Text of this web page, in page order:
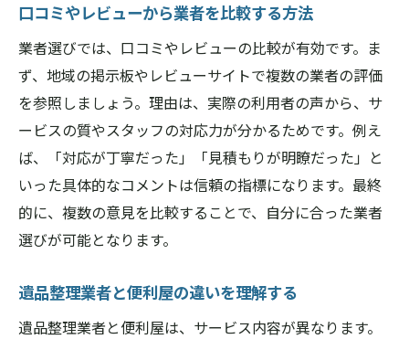
口コミやレビューから業者を比較する方法
業者選びでは、口コミやレビューの比較が有効です。ま
ず、地域の掲示板やレビューサイトで複数の業者の評価
を参照しましょう。理由は、実際の利用者の声から、サ
ービスの質やスタッフの対応力が分かるためです。例え
ば、「対応が丁寧だった」「見積もりが明瞭だった」と
いった具体的なコメントは信頼の指標になります。最終
的に、複数の意見を比較することで、自分に合った業者
選びが可能となります。
遺品整理業者と便利屋の違いを理解する
遺品整理業者と便利屋は、サービス内容が異なります。